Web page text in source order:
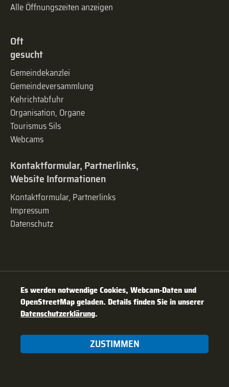
Alle Öffnungszeiten anzeigen
Oft
gesucht
Gemeindekanzlei
Gemeinde­versammlung
Kehrichtabfuhr
Organisation, Organe
Tourismus Sils
Webcams
Kontaktformular, Partnerlinks,
Website Informationen
Kontaktformular, Partnerlinks
Impressum
Datenschutz
Es werden notwendige Cookies, Webcam-Daten und
OpenStreetMap geladen. Details finden Sie in unserer
Datenschutzerklärung.
ZUSTIMMEN